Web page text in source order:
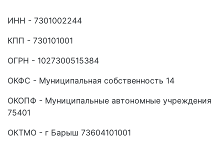
ИНН - 7301002244
КПП - 730101001
ОГРН - 1027300515384
ОКФС - Муниципальная собственность 14
ОКОПФ - Муниципальные автономные учреждения
75401
ОКТМО - г Барыш 73604101001